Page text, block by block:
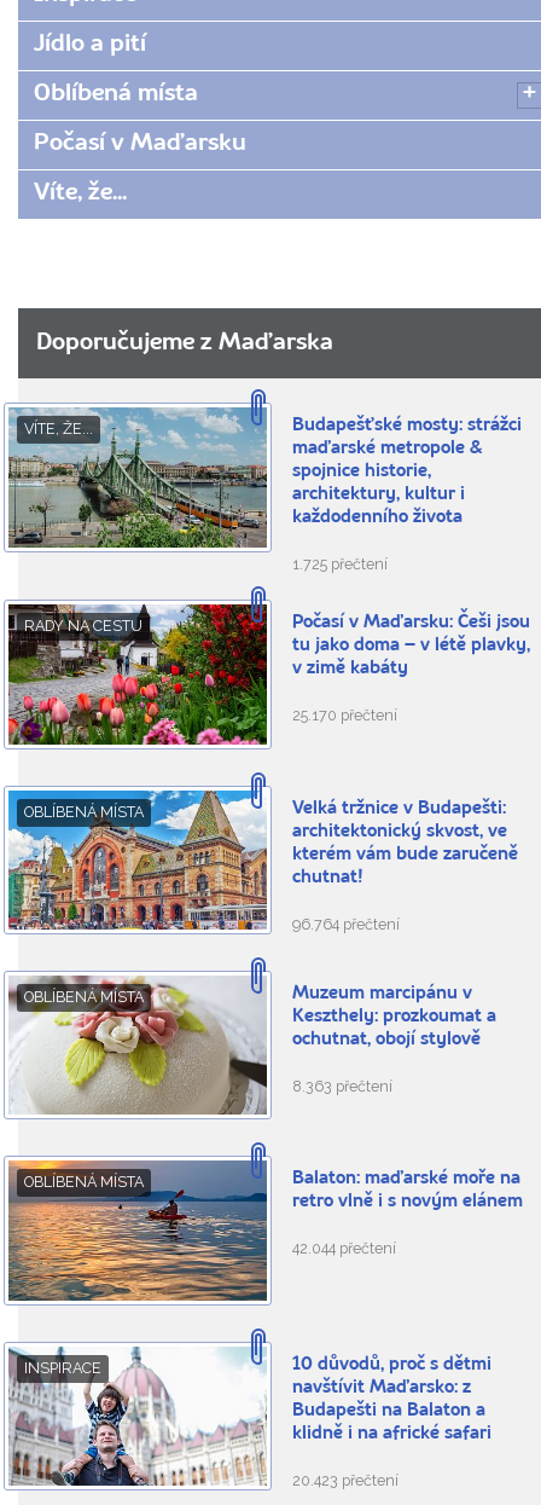
Jídlo a pití
Oblíbená místa
Počasí v Maďarsku
Víte, že...
Doporučujeme z Maďarska
VÍTE, ŽE...
Budapešťské mosty: strážci
maďarské metropole &
spojnice historie,
architektury, kultur i
každodenního života
1.725 přečtení
RADY NA CESTU
Počasí v Maďarsku: Češi jsou
tu jako doma – v létě plavky,
v zimě kabáty
25.170 přečtení
OBLÍBENÁ MÍSTA
Velká tržnice v Budapešti:
architektonický skvost, ve
kterém vám bude zaručeně
chutnat!
96.764 přečtení
OBLÍBENÁ MÍSTA
Muzeum marcipánu v
Keszthely: prozkoumat a
ochutnat, obojí stylově
8.363 přečtení
OBLÍBENÁ MÍSTA
Balaton: maďarské moře na
retro vlně i s novým elánem
42.044 přečtení
INSPIRACE
10 důvodů, proč s dětmi
navštívit Maďarsko: z
Budapešti na Balaton a
klidně i na africké safari
20.423 přečtení